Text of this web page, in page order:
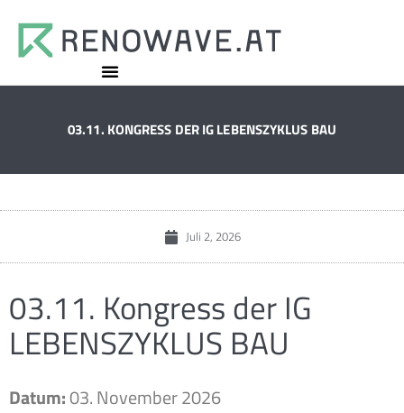
03.11. KONGRESS DER IG LEBENSZYKLUS BAU
Juli 2, 2026
03.11. Kongress der IG
LEBENSZYKLUS BAU
Datum:03. November 2026